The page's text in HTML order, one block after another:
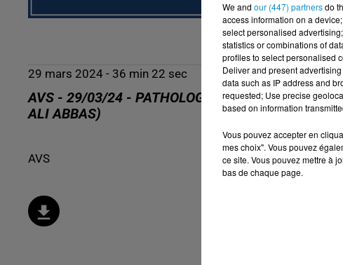
29 mars 2024 - 36 min 22 sec
AVS - 29/03/24 - PATHOLOGIES ORL, ATTENTION
ALI ABBAS)
AVS
We and our (447) partnersdo
access information on a
select personalised
statistics or combinations of
profiles to select personalised
Deliver and present
data such as IP address and
requested; Use precise
based on information
Vous pouvez accepter en
mes choix". Vous pouvez
ce site. Vous pouvez mettre à
bas de chaque page.